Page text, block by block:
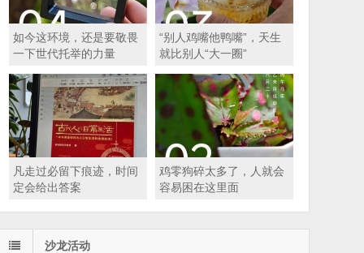
如今这环境，还是要敬畏
一下世代托举的力量
“别人鸡嘴他鸭嘴”，天生
就比别人“大一圈”
凡走过必留下痕迹，时间
定会给出答案
鸡零狗碎太多了，人就会
容易困在这里面
沙龙活动